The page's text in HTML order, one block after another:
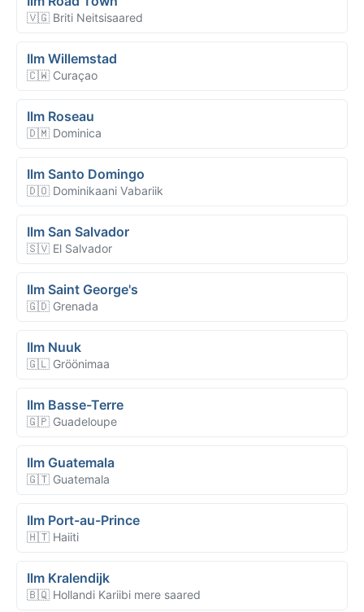
🇻🇬 Briti Neitsisaared
Ilm Willemstad
🇨🇼 Curaçao
Ilm Roseau
🇩🇲 Dominica
Ilm Santo Domingo
🇩🇴 Dominikaani Vabariik
Ilm San Salvador
🇸🇻 El Salvador
Ilm Saint George's
🇬🇩 Grenada
Ilm Nuuk
🇬🇱 Gröönimaa
Ilm Basse-Terre
🇬🇵 Guadeloupe
Ilm Guatemala
🇬🇹 Guatemala
Ilm Port-au-Prince
🇭🇹 Haiiti
Ilm Kralendijk
🇧🇶 Hollandi Kariibi mere saared